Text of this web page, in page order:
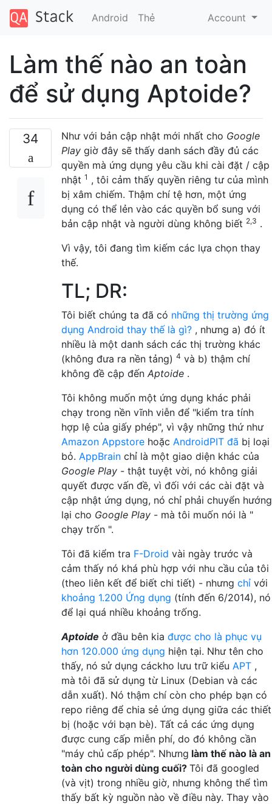
Android Thẻ Account
Làm thế nào an toàn
để sử dụng Aptoide?
34 Như với bản cập nhật mới nhất cho Google
Play giờ đây sẽ thấy danh sách đầy đủ các
quyền mà ứng dụng yêu cầu khi cài đặt / cập
nhật 1 , tôi cảm thấy quyền riêng tư của mình
bị xâm chiếm. Thậm chí tệ hơn, một ứng
dụng có thể lẻn vào các quyền bổ sung với
bản cập nhật và người dùng không biết 2,3 .
Vì vậy, tôi đang tìm kiếm các lựa chọn thay
thế.
TL; DR:
Tôi biết chúng ta đã có những thị trường ứng
dụng Android thay thế là gì? , nhưng a) đó ít
nhiều là một danh sách các thị trường khác
(không đưa ra nền tảng) 4 và b) thậm chí
không đề cập đến Aptoide .
Tôi không muốn một ứng dụng khác phải
chạy trong nền vĩnh viễn để "kiểm tra tính
hợp lệ của giấy phép", vì vậy những thứ như
Amazon Appstore hoặc AndroidPIT đã bị loại
bỏ. AppBrain chỉ là một giao diện khác của
Google Play - thật tuyệt vời, nó không giải
quyết được vấn đề, vì đối với các cài đặt và
cập nhật ứng dụng, nó chỉ phải chuyển hướng
lại cho Google Play - mà tôi muốn nói là "
chạy trốn ".
Tôi đã kiểm tra F-Droid vài ngày trước và
cảm thấy nó khá phù hợp với nhu cầu của tôi
(theo liên kết để biết chi tiết) - nhưng chỉ với
khoảng 1.200 Ứng dụng (tính đến 6/2014), nó
để lại quá nhiều khoảng trống.
Aptoide ở đầu bên kia được cho là phục vụ
hơn 120.000 ứng dụng hiện tại. Như tên cho
thấy, nó sử dụng cáckho lưu trữ kiểu APT ,
mà tôi đã sử dụng từ Linux (Debian và các
dẫn xuất). Nó thậm chí còn cho phép bạn có
repo riêng để chia sẻ ứng dụng giữa các thiết
bị (hoặc với bạn bè). Tất cả các ứng dụng
được cung cấp miễn phí, do đó không cần
"máy chủ cấp phép". Nhưng làm thế nào là an
toàn cho người dùng cuối? Tôi đã googled
(và vịt) trong nhiều giờ, nhưng không thể tìm
thấy bất kỳ nguồn nào về điều này. Thay vào